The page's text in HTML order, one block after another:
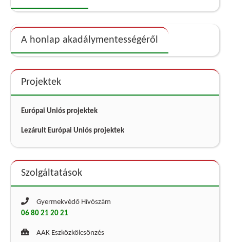
A honlap akadálymentességéről
Projektek
Európai Uniós projektek
Lezárult Európai Uniós projektek
Szolgáltatások
Gyermekvédő Hívószám
06 80 21 20 21
AAK Eszközkölcsönzés